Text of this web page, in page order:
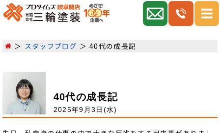
スタッフブログ 40代の成長記
40代の成長記
2025年9月3日(水)